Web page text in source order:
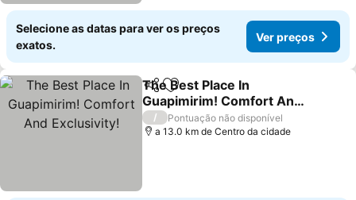
Selecione as datas para ver os preços
exatos.
Ver preços
PartilharAdicionar aos favoritos
The Best Place In
Guapimirim! Comfort And
Exclusivity!
/
Pontuação não disponível
a 13.0 km de Centro da cidade